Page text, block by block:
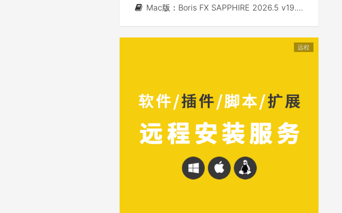
Mac版：Boris FX SAPPHIRE 2026.5 v19.5 蓝宝石视效插件_For AE/PR/Avid/OFX(Nuke/Resolve/Fusion等)
远程